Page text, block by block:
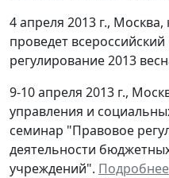
4 апреля 2013 г.,
проведет
регулирование 2013
9-10 апреля 2013 г.,
управления и
семинар "Правовое
деятельности
учреждений". Подробнее